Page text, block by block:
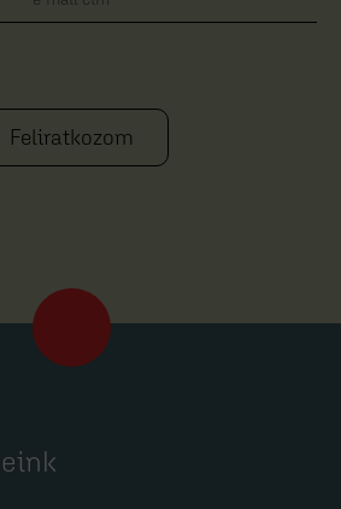
Feliratkozom